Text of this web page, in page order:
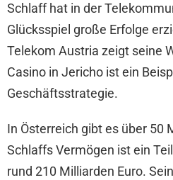
Schlaff hat in der
Glücksspiel große Erfolge
Telekom Austria zeigt seine
Casino in Jericho ist ein
Geschäftsstrategie.
In Österreich gibt es über 50
Schlaffs Vermögen ist ein
rund 210 Milliarden Euro. Sein